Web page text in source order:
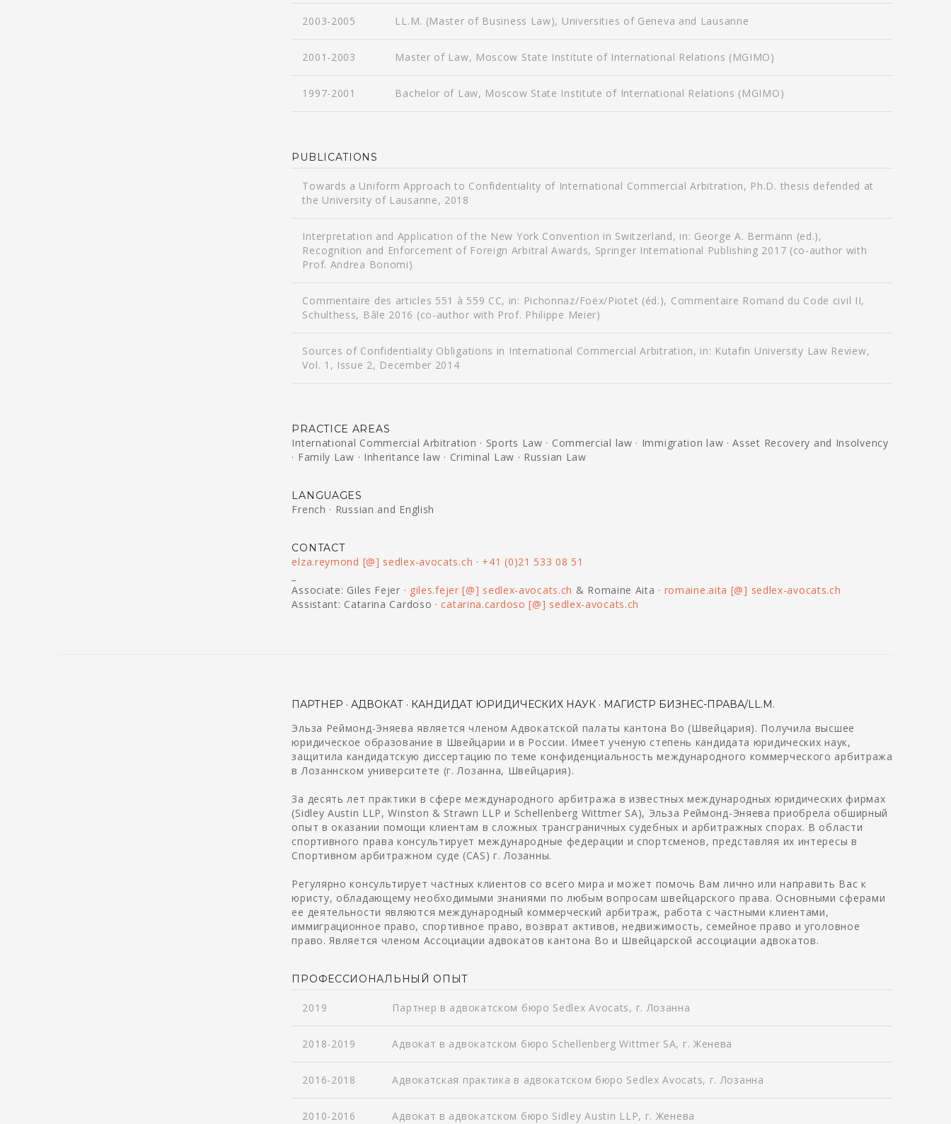
2003-2005 LL.M. (Master of Business Law), Universities of Geneva and Lausanne
2001-2003 Master of Law, Moscow State Institute of International Relations (MGIMO)
1997-2001 Bachelor of Law, Moscow State Institute of International Relations (MGIMO)
PUBLICATIONS
Towards a Uniform Approach to Confidentiality of International Commercial Arbitration, Ph.D. thesis defended at
the University of Lausanne, 2018
Interpretation and Application of the New York Convention in Switzerland, in: George A. Bermann (ed.),
Recognition and Enforcement of Foreign Arbitral Awards, Springer International Publishing 2017 (co-author with
Prof. Andrea Bonomi)
Commentaire des articles 551 à 559 CC, in: Pichonnaz/Foëx/Piotet (éd.), Commentaire Romand du Code civil II,
Schulthess, Bâle 2016 (co-author with Prof. Philippe Meier)
Sources of Confidentiality Obligations in International Commercial Arbitration, in: Kutafin University Law Review,
Vol. 1, Issue 2, December 2014
PRACTICE AREAS
International Commercial Arbitration · Sports Law · Commercial law · Immigration law · Asset Recovery and Insolvency
· Family Law · Inheritance law · Criminal Law · Russian Law
LANGUAGES
French · Russian and English
CONTACT
elza.reymond [@] sedlex-avocats.ch · +41 (0)21 533 08 51
Associate: Giles Fejer · giles.fejer [@] sedlex-avocats.ch & Romaine Aita · romaine.aita [@] sedlex-avocats.ch
Assistant: Catarina Cardoso · catarina.cardoso [@] sedlex-avocats.ch
ПАРТНЕР · АДВОКАТ · КАНДИДАТ ЮРИДИЧЕСКИХ НАУК · МАГИСТР БИЗНЕС-ПРАВА/LL.M.
Эльза Реймонд-Эняева является членом Адвокатской палаты кантона Во (Швейцария). Получила высшее
юридическое образование в Швейцарии и в России. Имеет ученую степень кандидата юридических наук,
защитила кандидатскую диссертацию по теме конфиденциальность международного коммерческого арбитража
в Лозаннском университете (г. Лозанна, Швейцария).
За десять лет практики в сфере международного арбитража в известных международных юридических фирмах
(Sidley Austin LLP, Winston & Strawn LLP и Schellenberg Wittmer SA), Эльза Реймонд-Эняева приобрела обширный
опыт в оказании помощи клиентам в сложных трансграничных судебных и арбитражных спорах. В области
спортивного права консультирует международные федерации и спортсменов, представляя их интересы в
Спортивном арбитражном суде (CAS) г. Лозанны.
Регулярно консультирует частных клиентов со всего мира и может помочь Вам лично или направить Вас к
юристу, обладающему необходимыми знаниями по любым вопросам швейцарского права. Основными сферами
ее деятельности являются международный коммерческий арбитраж, работа с частными клиентами,
иммиграционное право, спортивное право, возврат активов, недвижимость, семейное право и уголовное
право. Является членом Ассоциации адвокатов кантона Во и Швейцарской ассоциации адвокатов.
ПРОФЕССИОНАЛЬНЫЙ ОПЫТ
2019 Партнер в адвокатском бюро Sedlex Avocats, г. Лозанна
2018-2019 Адвокат в адвокатском бюро Schellenberg Wittmer SA, г. Женева
2016-2018 Адвокатская практика в адвокатском бюро Sedlex Avocats, г. Лозанна
2010-2016 Адвокат в адвокатском бюро Sidley Austin LLP, г. Женева